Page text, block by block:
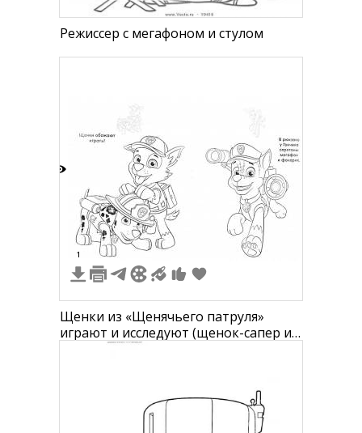
Режиссер с мегафоном и стулом
1
Щенки из «Щенячьего патруля»
играют и исследуют (щенок-сапер и
щенок-спасатель), надписи "Щенки